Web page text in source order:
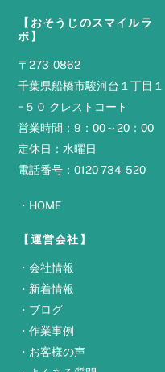
【おそうじのスマイルラ
ボ】
〒273-0862
千葉県船橋市駿河台１丁目１
−５０ クレストコート
営業時間：9：00～20：00
定休日：水曜日
電話番号：0120-734-520
・ HOME
【運営会社】
・会社情報
・ 新着情報
・ ブログ
・作業事例
・ お客様の声